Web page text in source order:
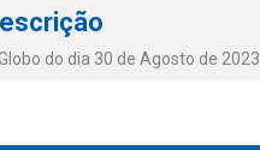
do dia 30 de Agosto de 2023